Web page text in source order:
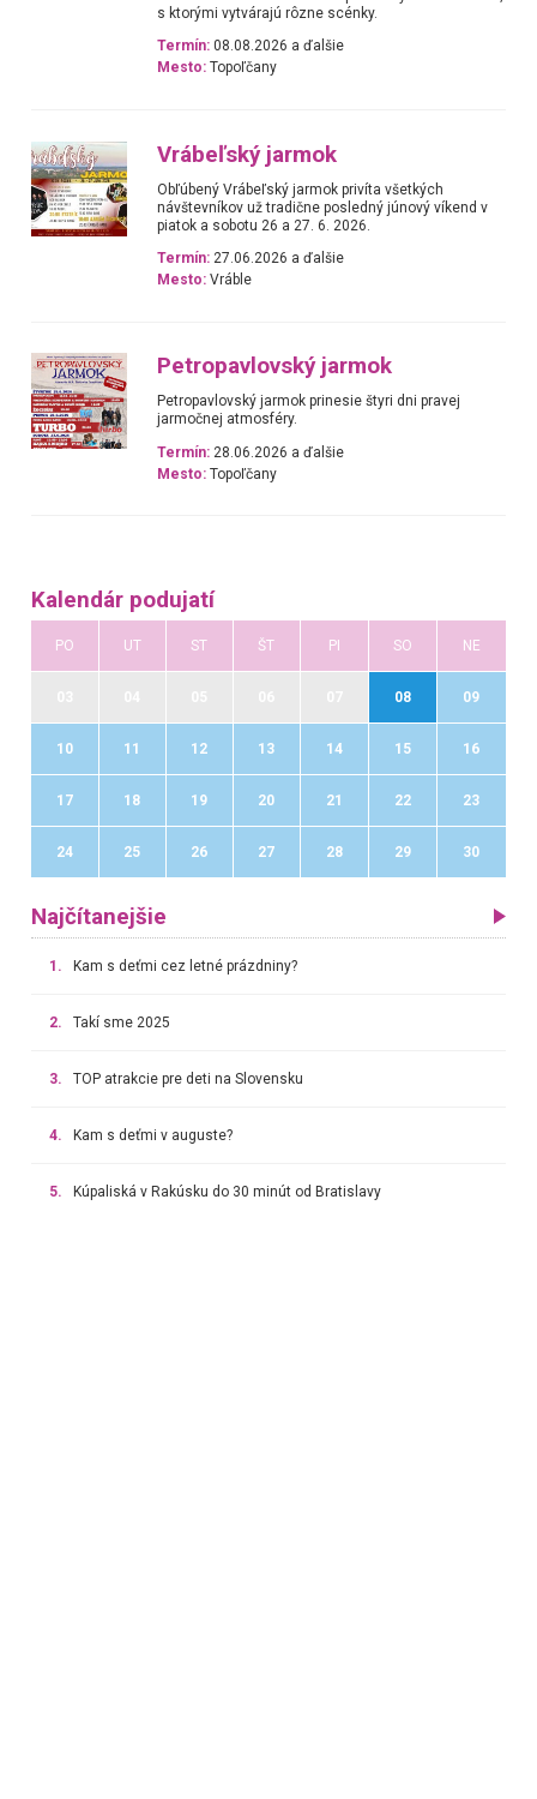
s ktorými vytvárajú rôzne scénky.
Termín: 08.08.2026 a ďalšie
Mesto: Topoľčany
Vrábeľský jarmok
Obľúbený Vrábeľský jarmok privíta všetkých
návštevníkov už tradične posledný júnový víkend v
piatok a sobotu 26 a 27. 6. 2026.
Termín: 27.06.2026 a ďalšie
Mesto: Vráble
Petropavlovský jarmok
Petropavlovský jarmok prinesie štyri dni pravej
jarmočnej atmosféry.
Termín: 28.06.2026 a ďalšie
Mesto: Topoľčany
Kalendár podujatí
PO UT ST ŠT PI SO NE
08 09
10 11 12 13 14 15 16
17 18 19 20 21 22 23
24 25 26 27 28 29 30
Najčítanejšie
1. Kam s deťmi cez letné prázdniny?
2. Takí sme 2025
3. TOP atrakcie pre deti na Slovensku
4. Kam s deťmi v auguste?
5. Kúpaliská v Rakúsku do 30 minút od Bratislavy